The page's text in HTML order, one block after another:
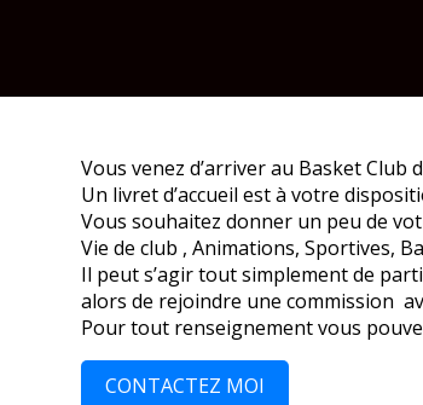
Vous venez d’arriver au Basket
Un livret d’accueil est à votre
Vous souhaitez donner un peu de
Vie de club , Animations, Sportives,
Il peut s’agir tout simplement de
alors de rejoindre une commission
Pour tout renseignement vous
CONTACTEZ MOI